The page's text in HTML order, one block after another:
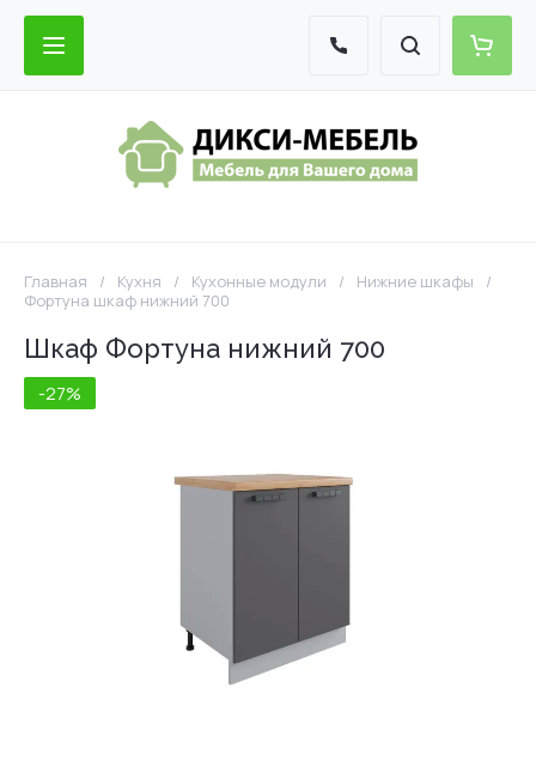
Главная / Кухня / Кухонные модули / Нижние шкафы
/
Фортуна шкаф нижний 700
Шкаф Фортуна нижний 700
-27%